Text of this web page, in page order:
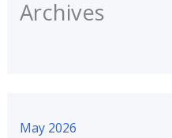
Archives
May 2026